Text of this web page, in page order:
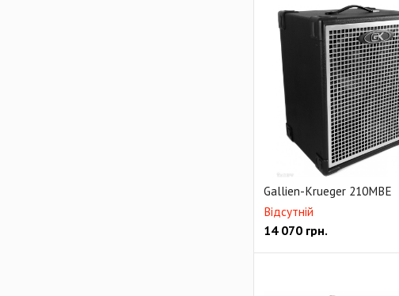
Gallien-Krueger 210MBE
Відсутній
14 070 грн.